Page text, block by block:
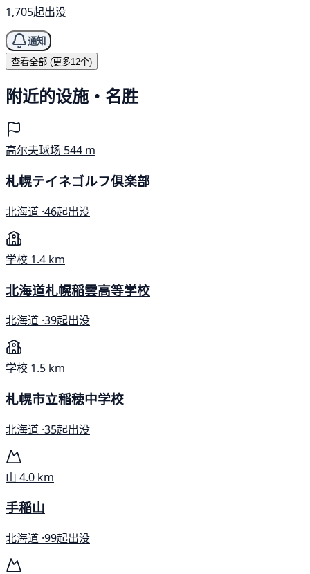
1,705起出没
通知
查看全部 (更多12个)
附近的设施・名胜
高尔夫球场 544 m
札幌テイネゴルフ倶楽部
北海道 ·46起出没
学校 1.4 km
北海道札幌稲雲高等学校
北海道 ·39起出没
学校 1.5 km
札幌市立稲穂中学校
北海道 ·35起出没
山 4.0 km
手稲山
北海道 ·99起出没